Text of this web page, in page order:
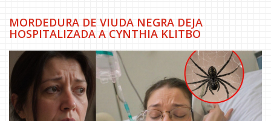
MORDEDURA DE VIUDA NEGRA DEJA
HOSPITALIZADA A CYNTHIA KLITBO